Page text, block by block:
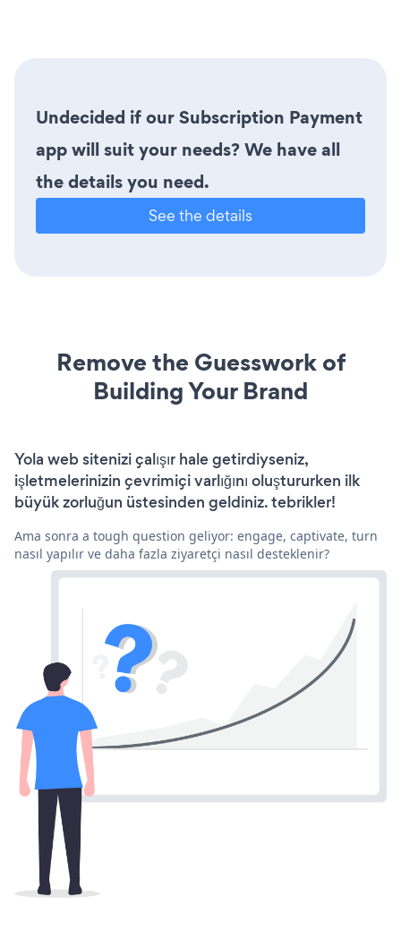
Undecided if our Subscription Payment
app will suit your needs? We have all
the details you need.
See the details
Remove the Guesswork of
Building Your Brand
Yola web sitenizi çalışır hale getirdiyseniz,
işletmelerinizin çevrimiçi varlığını oluştururken ilk
büyük zorluğun üstesinden geldiniz. tebrikler!
Ama sonra a tough question geliyor: engage, captivate, turn
nasıl yapılır ve daha fazla ziyaretçi nasıl desteklenir?